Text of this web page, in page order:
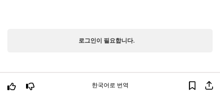
로그인이 필요합니다.
한국어로 번역